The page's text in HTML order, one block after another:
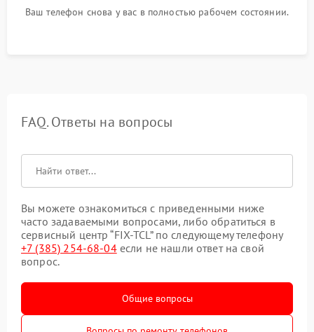
Ваш телефон снова у вас в полностью рабочем состоянии.
FAQ. Ответы на вопросы
Вы можете ознакомиться с приведенными ниже
часто задаваемыми вопросами, либо обратиться в
сервисный центр “FIX-TCL” по следующему телефону
+7 (385) 254-68-04если не нашли ответ на свой
вопрос.
Общие вопросы